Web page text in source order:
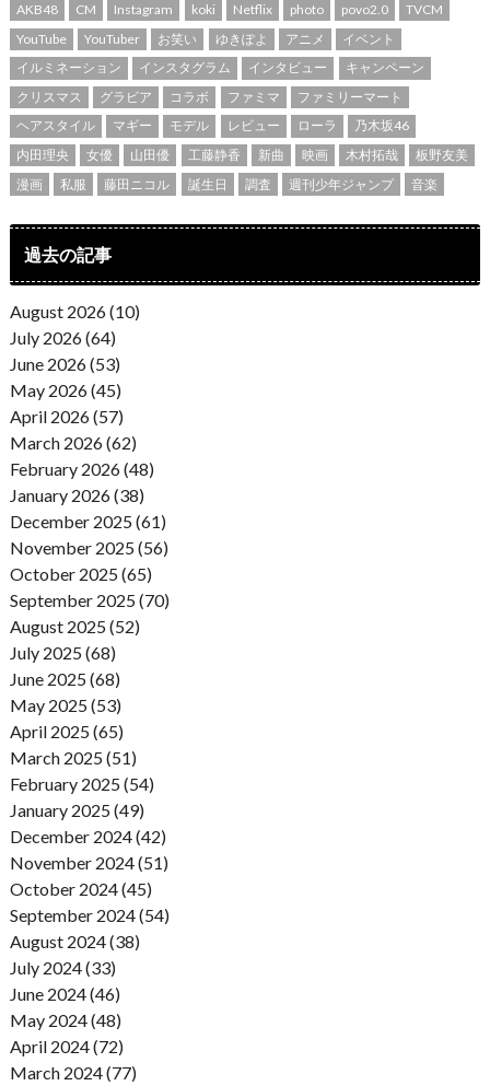
AKB48 CM Instagram koki Netflix photo povo2.0
TVCM
YouTube
YouTuber お笑い ゆきぽよ アニメ
イベント
イルミネーション
インスタグラム インタビュー
キャンペーン
クリスマス
グラビア コラボ ファミマ
ファミリーマート
ヘアスタイル
マギー モデル レビュー ローラ
乃木坂46
内田理央
女優 山田優 工藤静香 新曲 映画 木村拓哉
板野友美
漫画
私服 藤田ニコル 誕生日 調査 週刊少年ジャンプ 音楽
過去の記事
August 2026 (10)
July 2026 (64)
June 2026 (53)
May 2026 (45)
April 2026 (57)
March 2026 (62)
February 2026 (48)
January 2026 (38)
December 2025 (61)
November 2025 (56)
October 2025 (65)
September 2025 (70)
August 2025 (52)
July 2025 (68)
June 2025 (68)
May 2025 (53)
April 2025 (65)
March 2025 (51)
February 2025 (54)
January 2025 (49)
December 2024 (42)
November 2024 (51)
October 2024 (45)
September 2024 (54)
August 2024 (38)
July 2024 (33)
June 2024 (46)
May 2024 (48)
April 2024 (72)
March 2024 (77)